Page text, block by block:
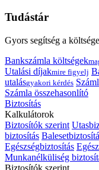
Tudástár
Gyors segítség a
Bankszámla költségek
Utalási díjakmire figyelj
utalásgyakori kérdés
Számla összehasonlító
Biztosítás
Kalkulátorok
Biztosítók szerint
biztosítás
Egészségbiztosítás
Munkanélküliség
Biztosítók szerint